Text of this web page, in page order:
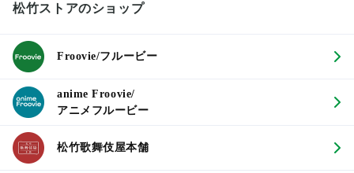
松竹ストアのショップ
Froovie/フルービー
anime Froovie/
アニメフルービー
松竹歌舞伎屋本舗